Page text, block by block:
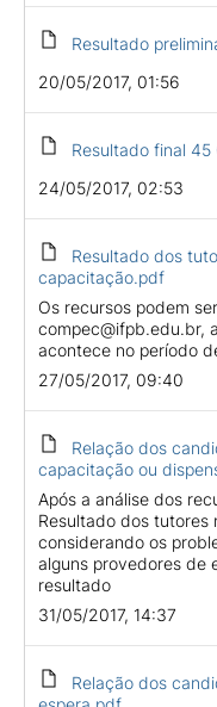
Resultado
20/05/2017, 01:56
Resultado final
24/05/2017, 02:53
Resultado dos
capacitação.pdf
Os recursos podem
compec@ifpb.edu.br,
acontece no período
27/05/2017, 09:40
Relação dos
capacitação ou
Após a análise dos
Resultado dos tutores
considerando os
alguns provedores de
resultado
31/05/2017, 14:37
Relação dos